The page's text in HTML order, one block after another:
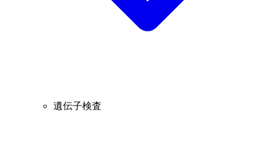
遺伝子検査